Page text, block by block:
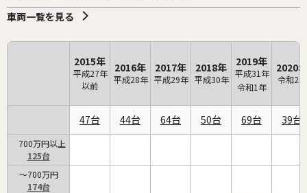
車両一覧を見る
2015年
平成27年
以前
2016年
平成28年
2017年
平成29年
2018年
平成30年
2019年
平成31年
令和1年
2020年
令和2年
47 44 64 50 69 39
700万円以上
125
～700万円
174